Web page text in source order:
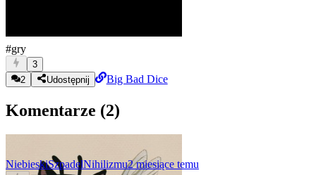
#gry
3
2
Udostępnij Big Bad Dice
Komentarze (2)
NiebieskiSzpadelNihilizmu2 miesiące temu